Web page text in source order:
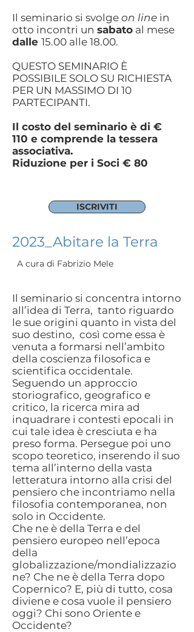
Il seminario si svolge on line in
otto incontri un sabato al mese
dalle 15.00 alle 18.00.
QUESTO SEMINARIO È
POSSIBILE SOLO SU RICHIESTA
PER UN MASSIMO DI 10
PARTECIPANTI.
Il costo del seminario è di €
110 e comprende la tessera
associativa.
Riduzione per i Soci € 80
ISCRIVITI
2023_Abitare la Terra
A cura di Fabrizio Mele
Il seminario si concentra intorno
all’idea di Terra, tanto riguardo
le sue origini quanto in vista del
suo destino, così come essa è
venuta a formarsi nell’ambito
della coscienza filosofica e
scientifica occidentale.
Seguendo un approccio
storiografico, geografico e
critico, la ricerca mira ad
inquadrare i contesti epocali in
cui tale idea è cresciuta e ha
preso forma. Persegue poi uno
scopo teoretico, inserendo il suo
tema all’interno della vasta
letteratura intorno alla crisi del
pensiero che incontriamo nella
filosofia contemporanea, non
solo in Occidente.
Che ne è della Terra e del
pensiero europeo nell’epoca
della
globalizzazione/mondializzazio
ne? Che ne è della Terra dopo
Copernico? E, più di tutto, cosa
diviene e cosa vuole il pensiero
oggi? Chi sono Oriente e
Occidente?